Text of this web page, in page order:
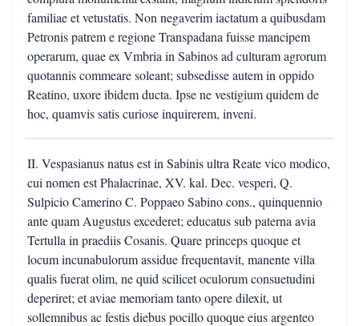
familiae et vetustatis. Non negaverim iactatum a quibusdam
Petronis patrem e regione Transpadana fuisse mancipem
operarum, quae ex Vmbria in Sabinos ad culturam agrorum
quotannis commeare soleant; subsedisse autem in oppido
Reatino, uxore ibidem ducta. Ipse ne vestigium quidem de
hoc, quamvis satis curiose inquirerem, inveni.
II. Vespasianus natus est in Sabinis ultra Reate vico modico,
cui nomen est Phalacrinae, XV. kal. Dec. vesperi, Q.
Sulpicio Camerino C. Poppaeo Sabino cons., quinquennio
ante quam Augustus excederet; educatus sub paterna avia
Tertulla in praediis Cosanis. Quare princeps quoque et
locum incunabulorum assidue frequentavit, manente villa
qualis fuerat olim, ne quid scilicet oculorum consuetudini
deperiret; et aviae memoriam tanto opere dilexit, ut
sollemnibus ac festis diebus pocillo quoque eius argenteo